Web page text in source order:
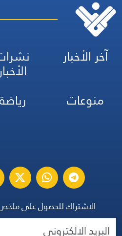
آخر الأخبار
منوعات
رياضة
الاشتراك للحصول على